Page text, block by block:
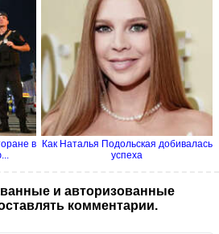
в
Как Наталья Подольская добивалась
успеха
и авторизованные
комментарии.